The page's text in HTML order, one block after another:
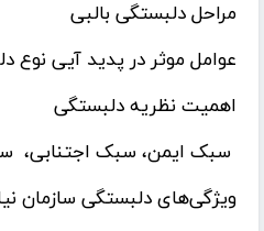
مراحل دلبستگی بالبی
عوامل موثر در پدید آیی نوع
اهمیت نظریه دلبستگی
سبک ایمن، سبک اجتنابی،
ویژگی‌های دلبستگی سازمان